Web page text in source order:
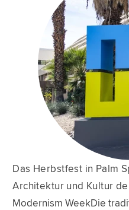
Das Herbstfest in Palm
Architektur und Kultur
Modernism WeekDie